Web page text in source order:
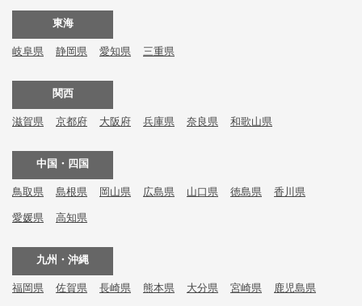
東海
岐阜県 静岡県 愛知県 三重県
関西
滋賀県 京都府 大阪府 兵庫県 奈良県 和歌山県
中国・四国
鳥取県 島根県 岡山県 広島県 山口県 徳島県 香川県
愛媛県 高知県
九州・沖縄
福岡県 佐賀県 長崎県 熊本県 大分県 宮崎県 鹿児島県